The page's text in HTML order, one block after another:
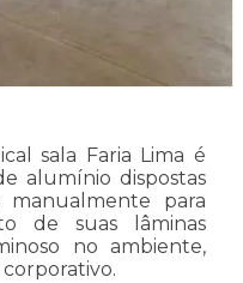
sala Faria Lima é
alumínio dispostas
manualmente para
de suas lâminas
no ambiente,